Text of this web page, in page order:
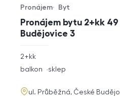
Pronájem bytu 2+kk 49
Budějovice 3
Typ nabídky
Pronájem
Typ nemovitosti
Byt
rozměry
2+kk
funkce
balkon sklep
adresa
ul. Průběžná, České